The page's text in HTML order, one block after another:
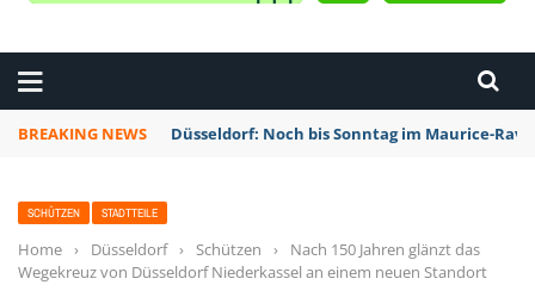
BREAKING NEWS Düsseldorf: Noch bis Sonntag im Maurice-
SCHÜTZEN STADTTEILE
Home › Düsseldorf › Schützen ›
Nach 150 Jahren glänzt das
Wegekreuz von Düsseldorf Niederkassel an einem neuen Standort